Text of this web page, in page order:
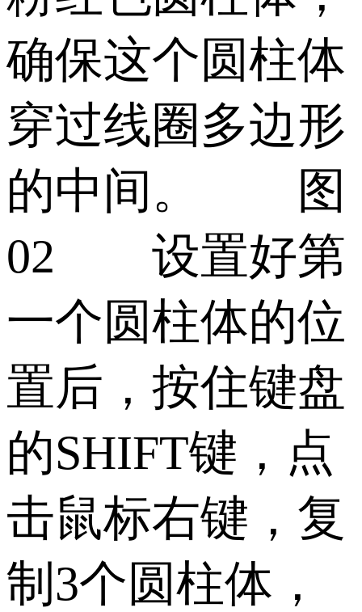
确保这个圆柱体
穿过线圈多边形
的中间。 图
02 设置好第
一个圆柱体的位
置后，按住键盘
的SHIFT键，点
击鼠标右键，复
制3个圆柱体，